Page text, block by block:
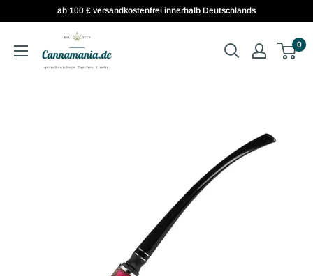
ab 100 € versandkostenfrei innerhalb Deutschlands
0